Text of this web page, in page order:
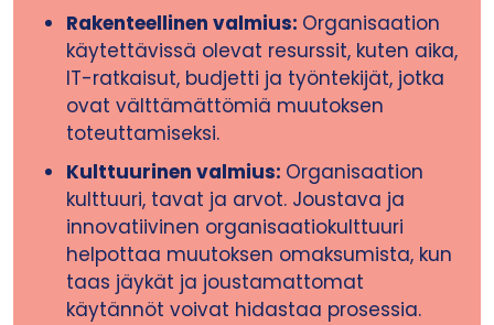
Rakenteellinen valmius: Organisaation
käytettävissä olevat resurssit, kuten aika,
IT-ratkaisut, budjetti ja työntekijät, jotka
ovat välttämättömiä muutoksen
toteuttamiseksi.
Kulttuurinen valmius: Organisaation
kulttuuri, tavat ja arvot. Joustava ja
innovatiivinen organisaatiokulttuuri
helpottaa muutoksen omaksumista, kun
taas jäykät ja joustamattomat
käytännöt voivat hidastaa prosessia.